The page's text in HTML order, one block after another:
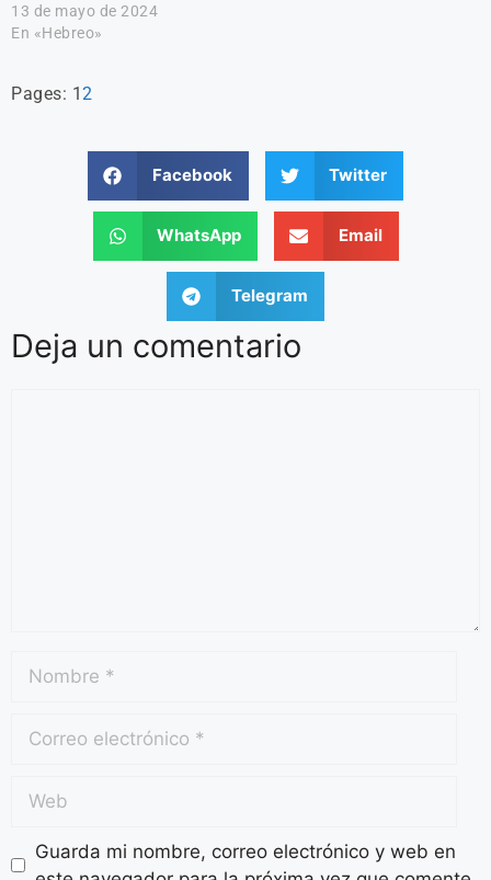
13 de mayo de 2024
En «Hebreo»
Pages: 12
Facebook Twitter
WhatsApp Email
Telegram
Deja un comentario
Guarda mi nombre, correo electrónico y web en